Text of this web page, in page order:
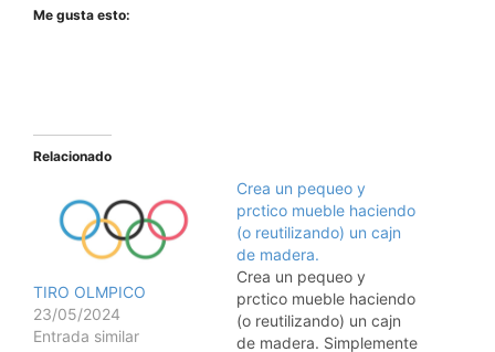
Me gusta esto:
Relacionado
TIRO OLMPICO
23/05/2024
Entrada similar
Crea un pequeo y
prctico mueble haciendo
(o reutilizando) un cajn
de madera.
Crea un pequeo y
prctico mueble haciendo
(o reutilizando) un cajn
de madera. Simplemente